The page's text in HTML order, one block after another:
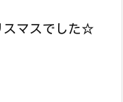
スマスでした☆